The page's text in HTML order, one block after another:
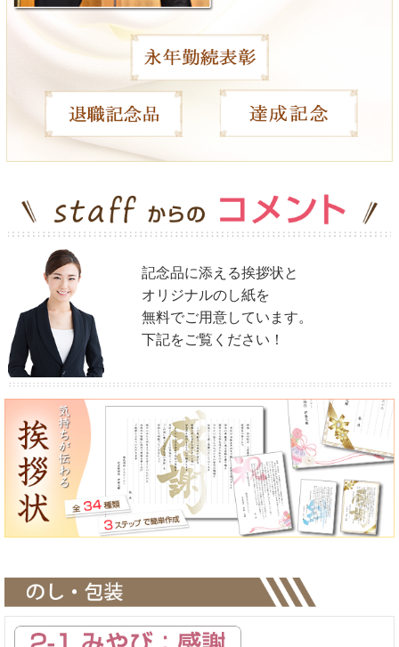
（＋巻頭差替え）
5～15ページオリジナルに変更も対応可能です。
別途、お見積りさせて頂きますのでお気軽にご相談ください。
※カタログギフト：ヴァリアスのみ対応。
ご利用案内
＜納期について＞
＜のし・包装について＞
のし掛け・包装ともに無料サービスさせていただきます。
＜挨拶状・メッセージカード＞
便箋タイプやカードタイプなどシーン別に
各種定型の文例もご用意しております。
お客様がお考えになったオリジナル文章での制作も
可能ですので想いを込めて贈ることができます。
＜写真の入稿について＞
＜支払いについて＞
締日での請求書払いや領収書などに関する件もお気軽にご相談くださ
い。
＜個別配送＞
配送先が複数になる場合も、当店で対応可能です。
面倒な送付作業も、配送先リストをご支給いただければ、
＜その他＞
カタログギフトにプラスして資料やパンフレットなど
同送希望の場合は対応させていただきますので
お気軽にご相談ください。
記念品に添える挨拶状と
オリジナルのし紙を
無料でご用意しています。
下記をご覧ください！